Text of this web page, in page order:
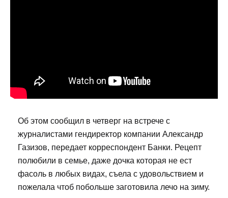
Об этом сообщил в четверг на встрече с
журналистами гендиректор компании Александр
Газизов, передает корреспондент Банки. Рецепт
полюбили в семье, даже дочка которая не ест
фасоль в любых видах, съела с удовольствием и
пожелала чтоб побольше заготовила лечо на зиму.